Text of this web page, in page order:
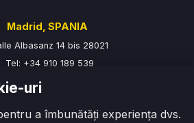
Madrid, SPANIA
Albasanz 14 bis 28021
Tel: +34 910 189 539
MOLDOVA
str. Armenească 100
uri
a îmbunătăți experiența dvs.